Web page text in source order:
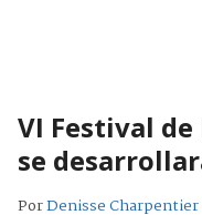
VI Festival
se
PorDenisse Charpentier